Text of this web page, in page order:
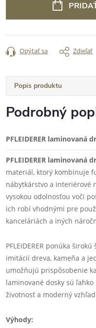
Opýtať sa Zdieľať
Popis produktu
Podrobný
PFLEIDERER laminovaná
PFLEIDERER laminovaná
materiál, ktorý kombinuje
nábytkárstvo a interiérové
vysokou odolnosťou voči
ich robí vhodnými pre
kanceláriách a iných
PFLEIDERER ponúka
imitácií dreva, kameňa a
umožňujú prispôsobenie
laminované dosky sú
životnosť a moderný
Výhody: